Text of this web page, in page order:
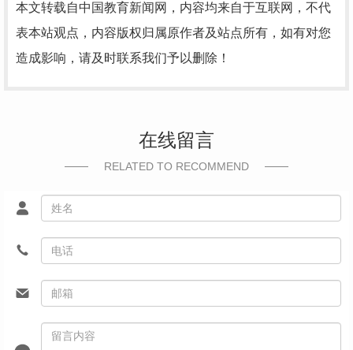
本文转载自中国教育新闻网，内容均来自于互联网，不代
表本站观点，内容版权归属原作者及站点所有，如有对您
造成影响，请及时联系我们予以删除！
在线留言
RELATED TO RECOMMEND